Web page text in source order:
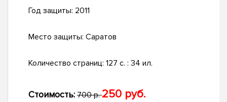
Год защиты: 2011
Место защиты: Саратов
Количество страниц: 127 с. : 34 ил.
Стоимость: 700 р.250 руб.